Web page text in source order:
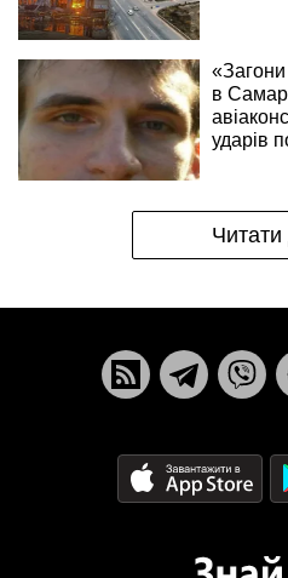
«Загони
в
ударів
Читати